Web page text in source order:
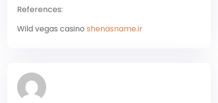
References:
Wild vegas casino shenasname.ir